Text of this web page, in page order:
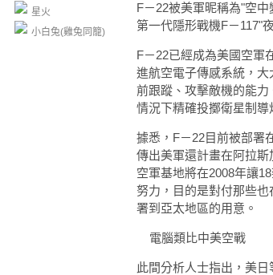
星火
小白兔(雞兔同籠)
F－22被美軍昵稱為"空
第一代隱形戰機F－117"
F－22已經成為美國空軍
進航空電子傳感系統，
前跟蹤、攻擊敵機的能
情況下精確投擲衛星制導
據悉，F－22目前被部署
傳出美軍還計畫在阿拉
空軍基地將在2008年讓
努力，目的是對付那些
署到亞太地區的用意。
電腦類比中美空戰
此間分析人士指出，美